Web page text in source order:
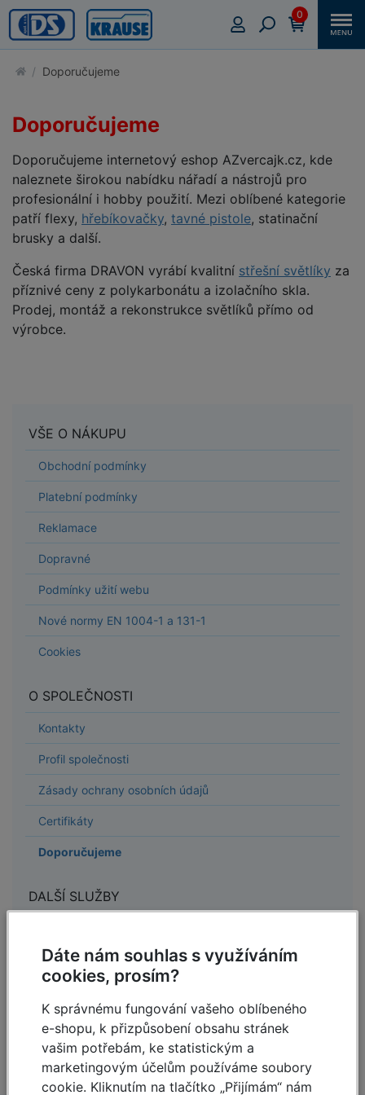
0
Doporučujeme
Doporučujeme
Doporučujeme internetový eshop AZvercajk.cz, kde
naleznete širokou nabídku nářadí a nástrojů pro
profesionální i hobby použití. Mezi oblíbené kategorie
patří flexy, hřebíkovačky, tavné pistole, statinační
brusky a další.
Česká firma DRAVON vyrábí kvalitní střešní světlíky za
příznivé ceny z polykarbonátu a izolačního skla.
Prodej, montáž a rekonstrukce světlíků přímo od
výrobce.
VŠE O NÁKUPU
Obchodní podmínky
Platební podmínky
Reklamace
Dopravné
Podmínky užití webu
Nové normy EN 1004-1 a 131-1
Cookies
O SPOLEČNOSTI
Kontakty
Profil společnosti
Zásady ochrany osobních údajů
Certifikáty
Doporučujeme
DALŠÍ SLUŽBY
Půjčovna žebříků Brno
Safety Service - školení, prohlídky lešení a žebříků,
speciální konstrukce
Dáte nám souhlas s využíváním
cookies, prosím?
K správnému fungování vašeho oblíbeného
e-shopu, k přizpůsobení obsahu stránek
vašim potřebám, ke statistickým a
marketingovým účelům používáme soubory
cookie. Kliknutím na tlačítko „Přijímám“ nám